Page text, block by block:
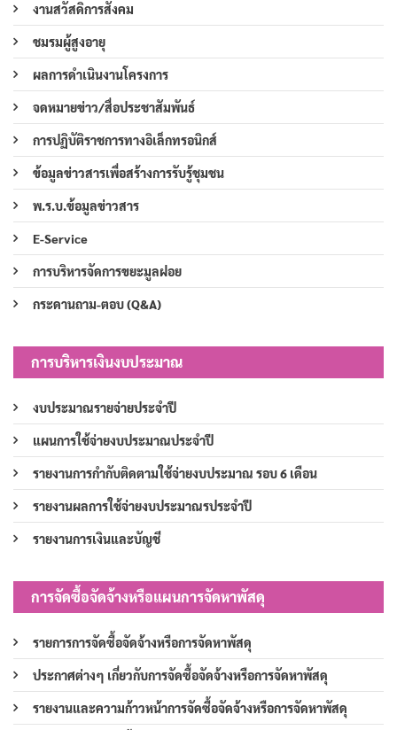
งานสวัสดิการสังคม
ชมรมผู้สูงอายุ
ผลการดำเนินงานโครงการ
จดหมายข่าว/สื่อประชาสัมพันธ์
การปฏิบัติราชการทางอิเล็กทรอนิกส์
ข้อมูลข่าวสารเพื่อสร้างการรับรู้ชุมชน
พ.ร.บ.ข้อมูลข่าวสาร
E-Service
การบริหารจัดการขยะมูลฝอย
กระดานถาม-ตอบ (Q&A)
การบริหารเงินงบประมาณ
งบประมาณรายจ่ายประจำปี
แผนการใช้จ่ายงบประมาณประจำปี
รายงานการกำกับติดตามใช้จ่ายงบประมาณ รอบ 6 เดือน
รายงานผลการใช้จ่ายงบประมาณรประจำปี
รายงานการเงินและบัญชี
การจัดซื้อจัดจ้างหรือแผนการจัดหาพัสดุ
รายการการจัดซื้อจัดจ้างหรือการจัดหาพัสดุ
ประกาศต่างๆ เกี่ยวกับการจัดซื้อจัดจ้างหรือการจัดหาพัสดุ
รายงานและความก้าวหน้าการจัดซื้อจัดจ้างหรือการจัดหาพัสดุ